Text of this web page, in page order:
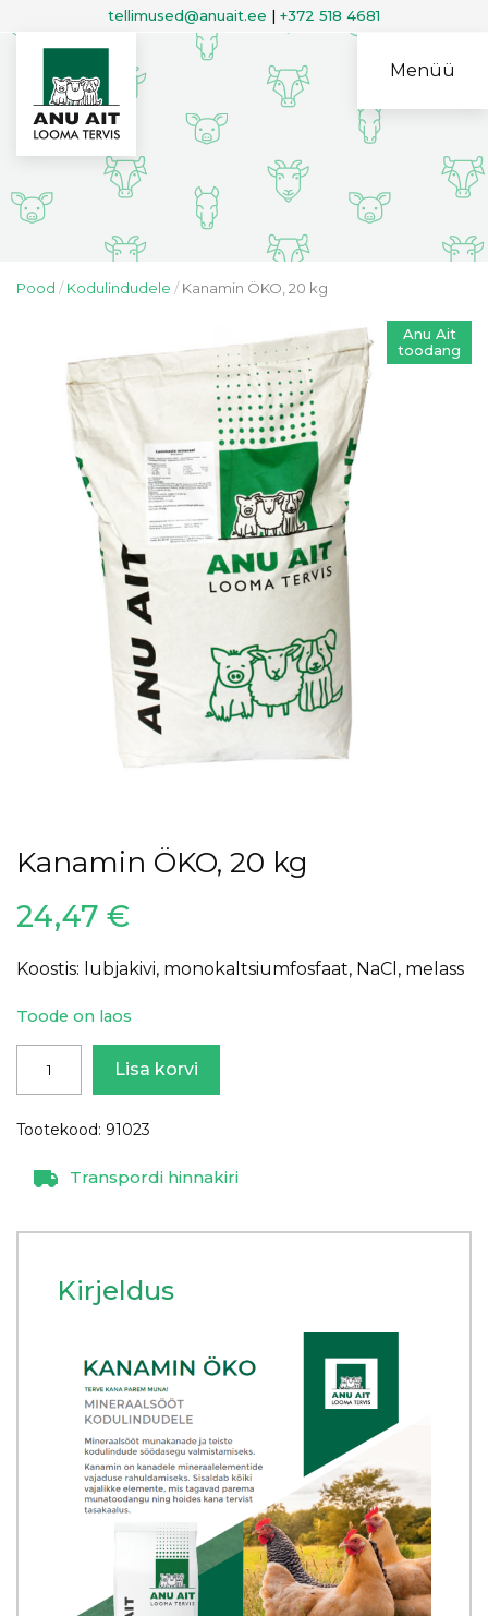
tellimused@anuait.ee | +372 518 4681
Menüü
Pood Kodulindudele Kanamin ÖKO, 20 kg
Anu Ait
toodang
Kanamin ÖKO, 20 kg
24,47 €
Koostis: lubjakivi, monokaltsiumfosfaat, NaCl, melass
Toode on laos
ÖKO,
kg
Lisa korvi
Tootekood: 91023
Transpordi hinnakiri
Kirjeldus